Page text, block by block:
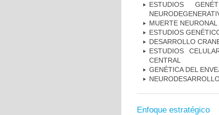
ESTUDIOS
MUERTE
ESTUDIOS
DESARROLLO
ESTUDIOS
CENTRAL
GENÉTICA DEL
Enfoque estratégico